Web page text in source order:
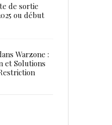
de sortie
ou début
Warzone :
et Solutions